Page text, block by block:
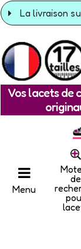
La livraison
Vos lacets de
Menu
de